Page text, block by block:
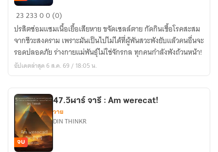
48.สู่
ปรสิต
To
Parasite
(R.R.A.9
:
Ninth
Red
Risk
Area.)
2323300 (0)
ปรสิตซ่อมแซมเนื้อเยื้อเสียหาย ขจัดเซลล์ตาย กัดกินเชื้อโรคสะสม
จากชีวะสงคราม เพราะมันเป็นไปไม่ได้ที่ผู้พันสวะพังยับแล้วคนอื่นจะ
รอดปลอดภัย ร่างกายแม่พันธุ์ไม่ใช่จักรกล ทุกคนกำลังพังถ้วนหน้า!
อัปเดตล่าสุด 6 ส.ค. 69 / 18:05 น.
จบ
47.วิฬาร์ จารี : Am werecat!
วาย
DIN THINKR